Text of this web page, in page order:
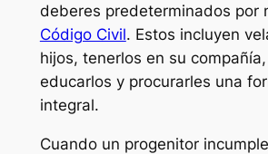
deberes predeterminados por
Código Civil. Estos incluyen
hijos, tenerlos en su
educarlos y procurarles una
integral.
Cuando un progenitor